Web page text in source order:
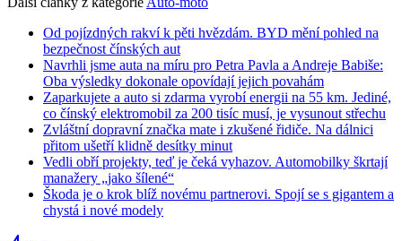
Od pojízdných rakví k pěti hvězdám. BYD mění pohled na
bezpečnost čínských aut
Navrhli jsme auta na míru pro Petra Pavla a Andreje Babiše:
Oba výsledky dokonale opovídají jejich povahám
Zaparkujete a auto si zdarma vyrobí energii na 55 km. Jediné,
co čínský elektromobil za 200 tisíc musí, je vysunout střechu
Zvláštní dopravní značka mate i zkušené řidiče. Na dálnici
přitom ušetří klidně desítky minut
Vedli obří projekty, teď je čeká vyhazov. Automobilky škrtají
manažery „jako šílené“
Škoda je o krok blíž novému partnerovi. Spojí se s gigantem a
chystá i nové modely